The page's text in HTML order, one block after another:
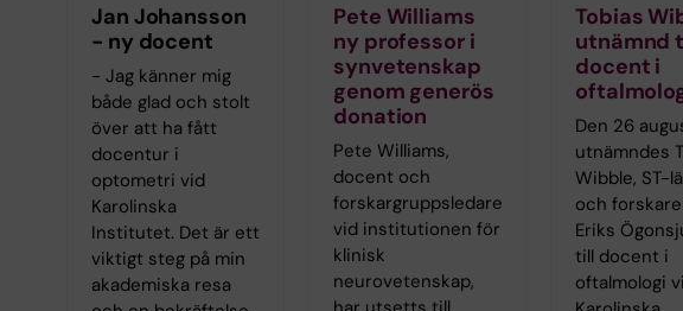
Jan Johansson
- ny docent
- Jag känner mig
både glad och stolt
över att ha fått
docentur i
optometri vid
Karolinska
Institutet. Det är ett
viktigt steg på min
akademiska resa
Pete Williams
ny professor i
synvetenskap
genom generös
donation
Pete Williams,
docent och
forskargruppsledare
vid institutionen för
klinisk
neurovetenskap,
Tobias
utnämnd
docent i
Den 26
utnämndes
Wibble, ST-
och
Eriks
till docent i
oftalmologi